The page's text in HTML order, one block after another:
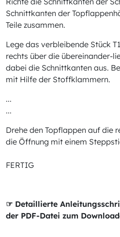
Schnittkanten der
Teile zusammen.
Lege das verbleibende Stück
rechts über die übereinander-
dabei die Schnittkanten aus.
mit Hilfe der Stoffklammern.
...
...
Drehe den Topflappen auf die
die Öffnung mit einem
FERTIG
☞ Detaillierte
der PDF-Datei zum